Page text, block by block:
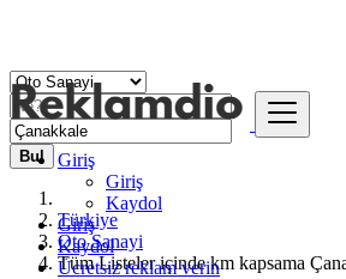
Giriş
Giriş
Kaydol
Giriş
Kaydol
Ücretsiz reklam verin
Bul
Türkiye
Oto Sanayi
Tüm Listeler içinde km kapsama